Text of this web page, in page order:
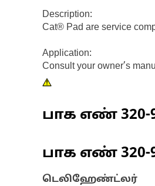
Description:
Cat® Pad are service
Application:
Consult your owner’s
பாக எண் 320-
பாக எண் 320-
டெலிஹேண்ட்லர்